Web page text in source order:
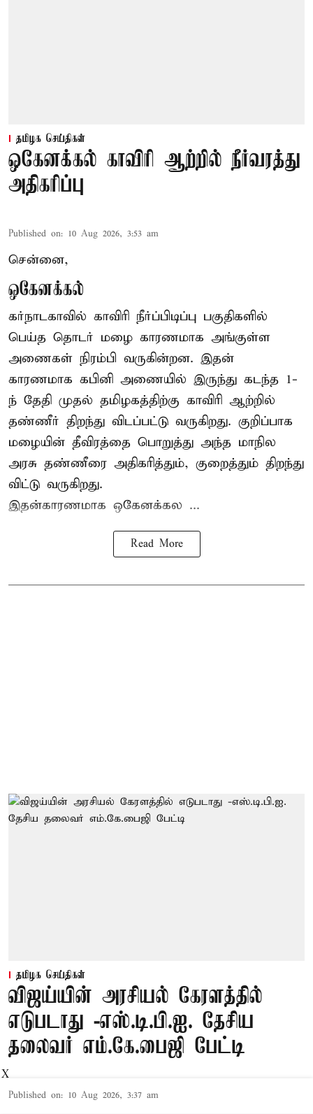
தமிழக செய்திகள்
ஒகேனக்கல் காவிரி ஆற்றில் நீர்வரத்து
அதிகரிப்பு
Published on: 10 Aug 2026, 3:53 am
சென்னை,
ஒகேனக்கல்
கர்நாடகாவில் காவிரி நீர்ப்பிடிப்பு பகுதிகளில்
பெய்த தொடர் மழை காரணமாக அங்குள்ள
அணைகள் நிரம்பி வருகின்றன. இதன்
காரணமாக கபினி அணையில் இருந்து கடந்த 1-
ந் தேதி முதல் தமிழகத்திற்கு காவிரி ஆற்றில்
தண்ணீர் திறந்து விடப்பட்டு வருகிறது. குறிப்பாக
மழையின் தீவிரத்தை பொறுத்து அந்த மாநில
அரசு தண்ணீரை அதிகரித்தும், குறைத்தும் திறந்து
விட்டு வருகிறது.
இதன்காரணமாக ஒகேனக்கல ...
Read More
தமிழக செய்திகள்
விஜய்யின் அரசியல் கேரளத்தில்
எடுபடாது -எஸ்.டி.பி.ஐ. தேசிய
தலைவர் எம்.கே.பைஜி பேட்டி
Published on: 10 Aug 2026, 3:37 am
X